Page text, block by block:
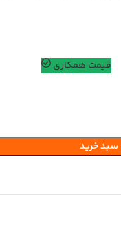
قیمت همکاری
سبد خرید